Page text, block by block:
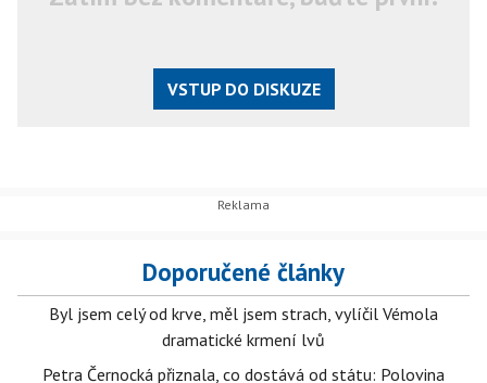
VSTUP DO DISKUZE
Doporučené články
Byl jsem celý od krve, měl jsem strach, vylíčil Vémola
dramatické krmení lvů
Petra Černocká přiznala, co dostává od státu: Polovina